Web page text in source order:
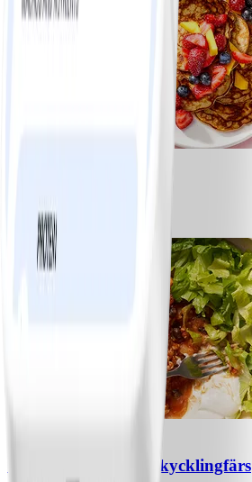
5 MIN
Chili con carne med kycklingfärs